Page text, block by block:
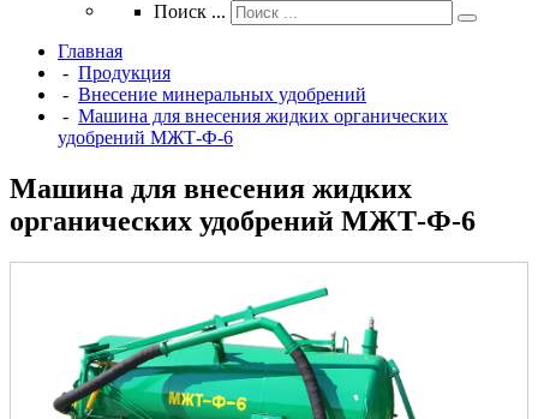
Поиск ...
Главная
- Продукция
- Внесение минеральных удобрений
- Машина для внесения жидких органических
удобрений МЖТ-Ф-6
Машина для внесения жидких
органических удобрений МЖТ-Ф-6